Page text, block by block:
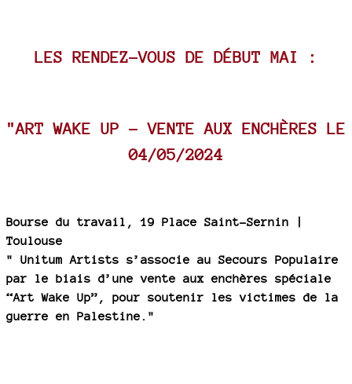
LES RENDEZ-VOUS DE DÉBUT MAI :
"ART WAKE UP - VENTE AUX ENCHÈRES LE
04/05/2024
Bourse du travail, 19 Place Saint-Sernin |
Toulouse
" Unitum Artists s’associe au Secours Populaire
par le biais d’une vente aux enchères spéciale
“Art Wake Up”, pour soutenir les victimes de la
guerre en Palestine."